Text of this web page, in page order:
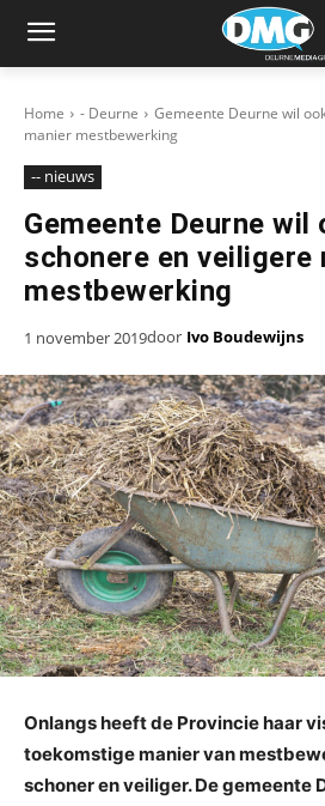
Home - Deurne
Gemeente Deurne wil
manier mestbewerking
-- nieuws
Gemeente Deurne wil
schonere en veiligere
mestbewerking
1 november 2019door Ivo Boudewijns
Onlangs heeft de Provincie haar
toekomstige manier van
schoner en veiliger. De gemeente